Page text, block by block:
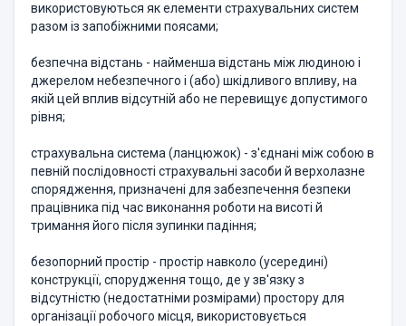
використовуються як елементи страхувальних систем
разом із запобіжними поясами;
безпечна відстань - найменша відстань між людиною і
джерелом небезпечного і (або) шкідливого впливу, на
якій цей вплив відсутній або не перевищує допустимого
рівня;
страхувальна система (ланцюжок) - з'єднані між собою в
певній послідовності страхувальні засоби й верхолазне
спорядження, призначені для забезпечення безпеки
працівника під час виконання роботи на висоті й
тримання його після зупинки падіння;
безопорний простір - простір навколо (усередині)
конструкції, спорудження тощо, де у зв'язку з
відсутністю (недостатніми розмірами) простору для
організації робочого місця, використовується